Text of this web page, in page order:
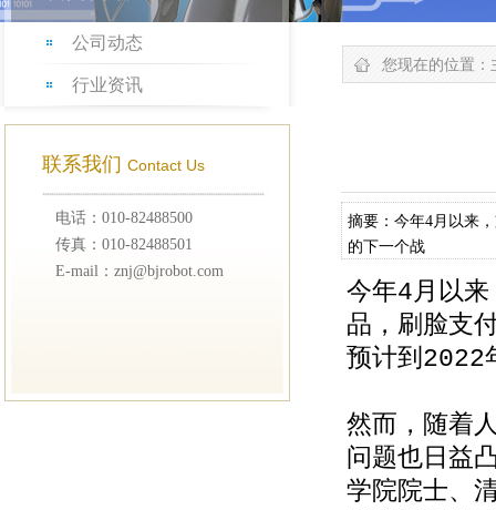
公司动态
行业资讯
联系我们 Contact Us
电话：010-82488500
传真：010-82488501
E-mail：znj@bjrobot.com
您现在的位置：
摘要：今年4月以来
的下一个战
今年4月以
品，刷脸支
预计到2022
然而，随着
问题也日益
学院院士、